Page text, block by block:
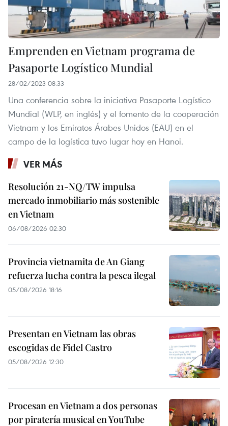
Emprenden en Vietnam programa de
Pasaporte Logístico Mundial
28/02/2023 08:33
Una conferencia sobre la iniciativa Pasaporte Logístico
Mundial (WLP, en inglés) y el fomento de la cooperación
Vietnam y los Emiratos Árabes Unidos (EAU) en el
campo de la logística tuvo lugar hoy en Hanoi.
VER MÁS
Resolución 21-NQ/TW impulsa
mercado inmobiliario más sostenible
en Vietnam
06/08/2026 02:30
Provincia vietnamita de An Giang
refuerza lucha contra la pesca ilegal
05/08/2026 18:16
Presentan en Vietnam las obras
escogidas de Fidel Castro
05/08/2026 12:30
Procesan en Vietnam a dos personas
por piratería musical en YouTube